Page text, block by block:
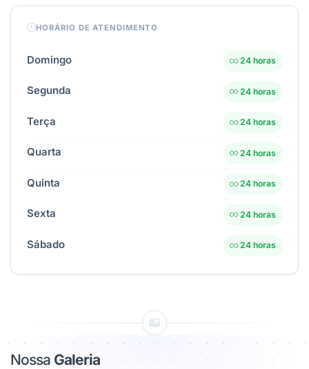
HORÁRIO DE ATENDIMENTO
Domingo 24 horas
Segunda 24 horas
Terça 24 horas
Quarta 24 horas
Quinta 24 horas
Sexta 24 horas
Sábado 24 horas
Nossa Galeria